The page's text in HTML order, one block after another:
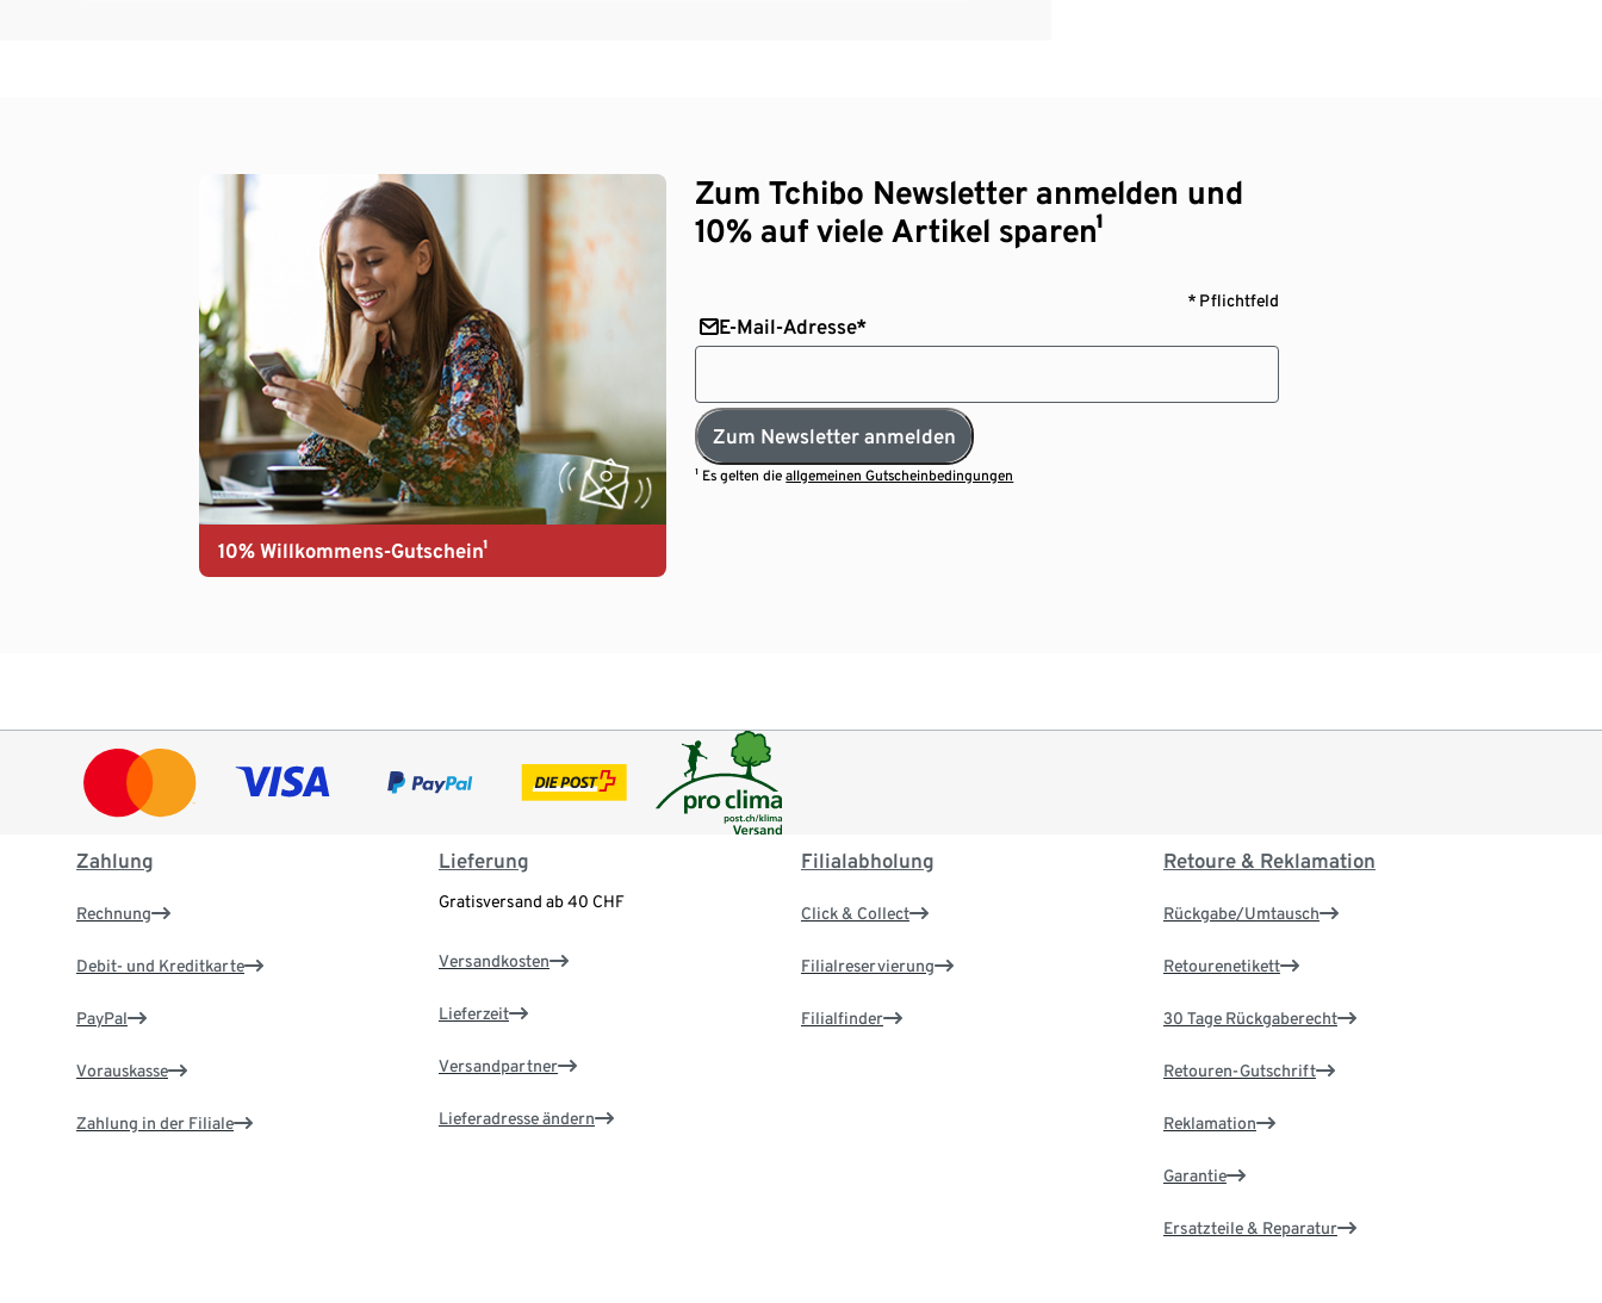
10% Willkommens-Gutschein¹
Zum Tchibo Newsletter anmelden und
10% auf viele Artikel sparen¹
* Pflichtfeld
E-Mail-Adresse*
Zum Newsletter anmelden
¹ Es gelten dieallgemeinen Gutscheinbedingungen
Zahlung
Rechnung
Debit- und Kreditkarte
PayPal
Vorauskasse
Zahlung in der Filiale
Lieferung
Gratisversand ab 40 CHF
Versandkosten
Lieferzeit
Versandpartner
Lieferadresse ändern
Filialabholung
Click & Collect
Filialreservierung
Filialfinder
Retoure & Reklamation
Rückgabe/Umtausch
Retourenetikett
30 Tage Rückgaberecht
Retouren-Gutschrift
Reklamation
Garantie
Ersatzteile & Reparatur